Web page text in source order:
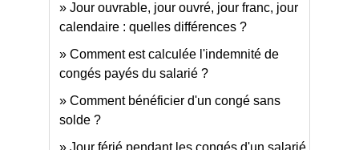
Jour ouvrable, jour ouvré, jour franc, jour
calendaire : quelles différences ?
Comment est calculée l'indemnité de
congés payés du salarié ?
Comment bénéficier d'un congé sans
solde ?